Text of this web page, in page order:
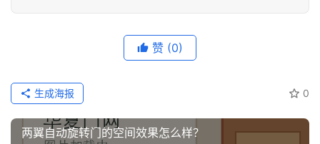
装
安
装
赞 (0)
0
生成海报
两翼自动旋转门的空间效果怎么样？